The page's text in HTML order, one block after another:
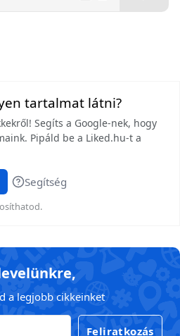
tartalmat látni?
Segíts a Google-nek, hogy
Pipáld be a Liked.hu-t a
Segítség
a legjobb cikkeinket
Feliratkozás